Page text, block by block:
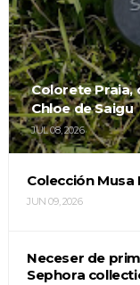
Colorete Praia,
Chloe de Saigu
JUL 08, 2026
Colección
JUN 09, 2026
Neceser de
Sephora